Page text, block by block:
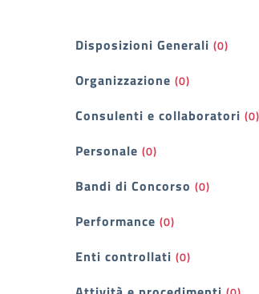
Filtri
Disposizioni Generali (0)
Organizzazione (0)
Consulenti e collaboratori (0)
Personale (0)
Bandi di Concorso (0)
Performance (0)
Enti controllati (0)